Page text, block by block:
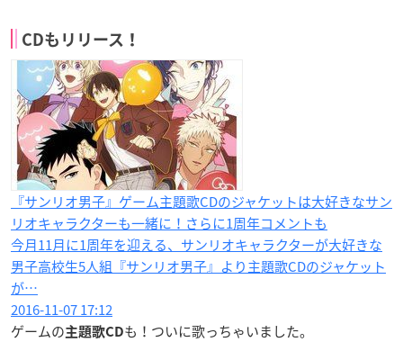
CDもリリース！
『サンリオ男子』ゲーム主題歌CDのジャケットは大好きなサン
リオキャラクターも一緒に！さらに1周年コメントも
今月11月に1周年を迎える、サンリオキャラクターが大好きな
男子高校生5人組『サンリオ男子』より主題歌CDのジャケット
が…
2016-11-07 17:12
ゲームの主題歌CDも！ついに歌っちゃいました。